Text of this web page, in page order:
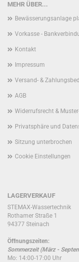
MEHR ÜBER...
Bewässerungsanlage
Vorkasse -
Kontakt
Impressum
Versand- &
AGB
Widerrufsrecht &
Privatsphäre und
Sitzung unterbrochen
Cookie Einstellungen
LAGERVERKAUF
STEMAX-Wassertechnik
Rothamer Straße 1
94377 Steinach
Öffnungszeiten:
Sommerzeit (März -
Mo: 14:00-17:00 Uhr